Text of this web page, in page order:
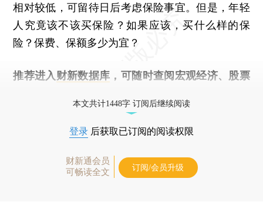
相对较低，可留待日后考虑保险事宜。但是，年轻
人究竟该不该买保险？如果应该，买什么样的保
险？保费、保额多少为宜？
推荐进入 财新数据库 ，可随时查阅宏观经济、股票
本文共计1448字 订阅后继续阅读
登录 后获取已订阅的阅读权限
财新通会员
可畅读全文
订阅/会员升级